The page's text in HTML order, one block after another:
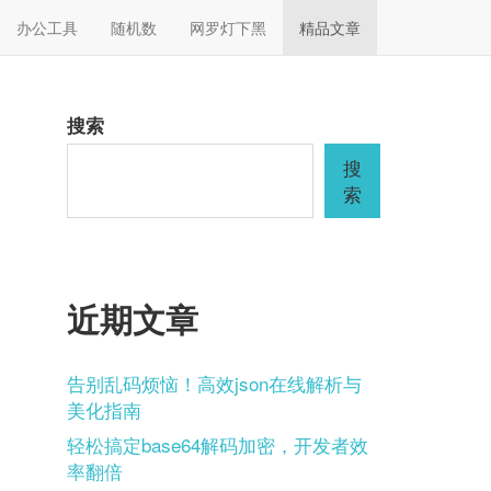
办公工具 随机数 网罗灯下黑 精品文章
搜索
搜
索
近期文章
告别乱码烦恼！高效json在线解析与
美化指南
轻松搞定base64解码加密，开发者效
率翻倍